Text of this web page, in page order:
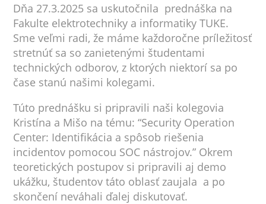
Dňa 27.3.2025 sa uskutočnila prednáška na
Fakulte elektrotechniky a informatiky TUKE.
Sme veľmi radi, že máme každoročne príležitosť
stretnúť sa so zanietenými študentami
technických odborov, z ktorých niektorí sa po
čase stanú našimi kolegami.
Túto prednášku si pripravili naši kolegovia
Kristína a Mišo na tému: “Security Operation
Center: Identifikácia a spôsob riešenia
incidentov pomocou SOC nástrojov.” Okrem
teoretických postupov si pripravili aj demo
ukážku, študentov táto oblasť zaujala a po
skončení neváhali ďalej diskutovať.